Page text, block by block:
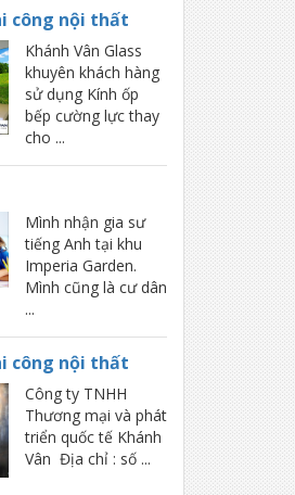
nhật, hiếu, hỉ
internet/TV cable
máy
- tàu hỏa
đề, khoá luận
công nội thất
Khánh Vân Glass
khuyên khách hàng
sử dụng Kính ốp
bếp cường lực thay
cho ...
Mình nhận gia sư
tiếng Anh tại khu
Imperia Garden.
Mình cũng là cư dân
...
công nội thất
Công ty TNHH
Thương mại và phát
triển quốc tế Khánh
Vân Địa chỉ : số ...